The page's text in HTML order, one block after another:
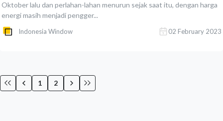
Oktober lalu dan perlahan-lahan menurun sejak saat itu, dengan harga
energi masih menjadi pengger...
Indonesia Window 02 February 2023
1 2